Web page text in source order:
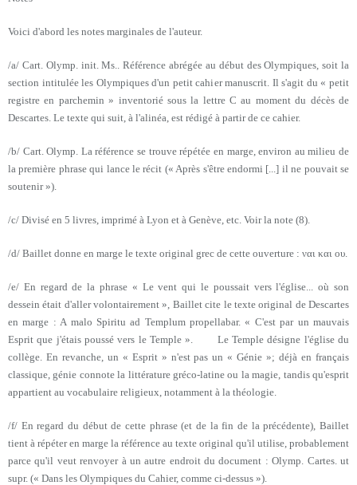
Voici d'abord les notes marginales de l'auteur.
/a/ Cart. Olymp. init. Ms.. Référence abrégée au début des Olympiques, soit la
section intitulée les Olympiques d'un petit cahier manuscrit. Il s'agit du « petit
registre en parchemin » inventorié sous la lettre C au moment du décès de
Descartes. Le texte qui suit, à l'alinéa, est rédigé à partir de ce cahier.
/b/ Cart. Olymp. La référence se trouve répétée en marge, environ au milieu de
la première phrase qui lance le récit (« Après s'être endormi [...] il ne pouvait se
soutenir »).
/c/ Divisé en 5 livres, imprimé à Lyon et à Genève, etc. Voir la note (8).
/d/ Baillet donne en marge le texte original grec de cette ouverture : ναι και ου.
/e/ En regard de la phrase « Le vent qui le poussait vers l'église... où son
dessein était d'aller volontairement », Baillet cite le texte original de Descartes
en marge : A malo Spiritu ad Templum propellabar. « C'est par un mauvais
Esprit que j'étais poussé vers le Temple ». Le Temple désigne l'église du
collège. En revanche, un « Esprit » n'est pas un « Génie »; déjà en français
classique, génie connote la littérature gréco-latine ou la magie, tandis qu'esprit
appartient au vocabulaire religieux, notamment à la théologie.
/f/ En regard du début de cette phrase (et de la fin de la précédente), Baillet
tient à répéter en marge la référence au texte original qu'il utilise, probablement
parce qu'il veut renvoyer à un autre endroit du document : Olymp. Cartes. ut
supr. (« Dans les Olympiques du Cahier, comme ci-dessus »).